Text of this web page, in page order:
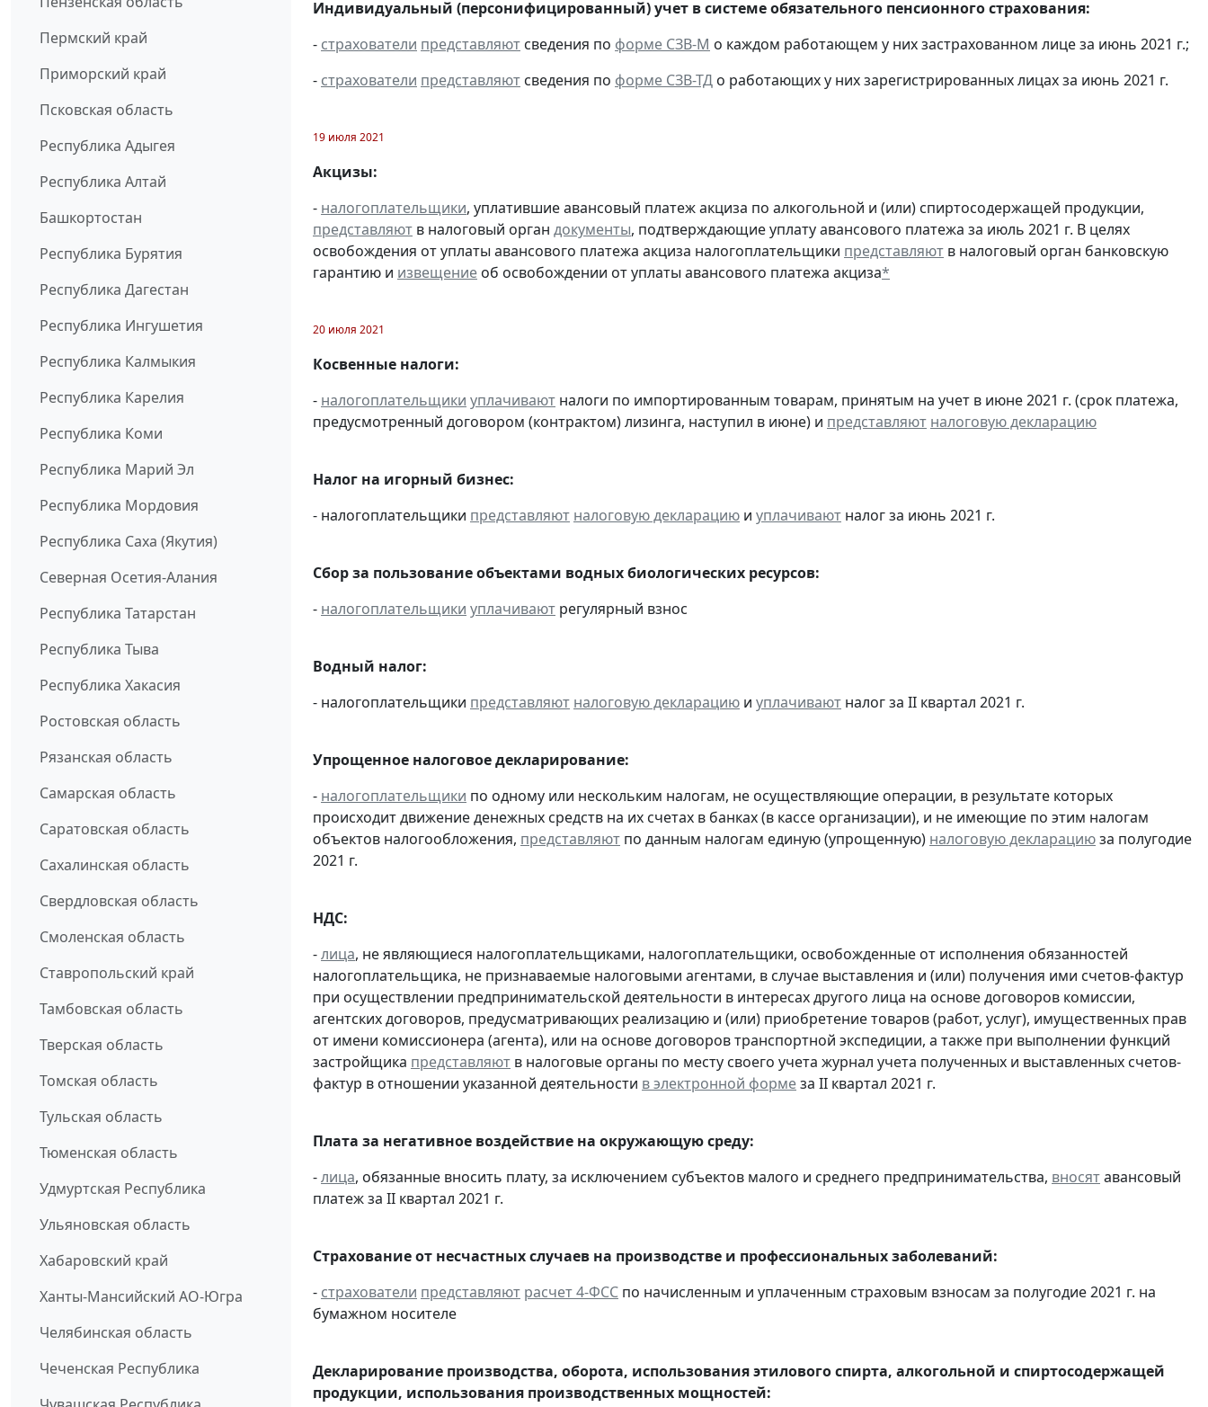
Пермский край
Приморский край
Псковская область
Республика Адыгея
Республика Алтай
Башкортостан
Республика Бурятия
Республика Дагестан
Республика Ингушетия
Республика Калмыкия
Республика Карелия
Республика Коми
Республика Марий Эл
Республика Мордовия
Республика Саха (Якутия)
Северная Осетия-Алания
Республика Татарстан
Республика Тыва
Республика Хакасия
Ростовская область
Рязанская область
Самарская область
Саратовская область
Сахалинская область
Свердловская область
Смоленская область
Ставропольский край
Тамбовская область
Тверская область
Томская область
Тульская область
Тюменская область
Удмуртская Республика
Ульяновская область
Хабаровский край
Ханты-Мансийский АО-Югра
Челябинская область
Чеченская Республика
Индивидуальный (персонифицированный) учет в системе обязательного пенсионного страхования:
- страхователи представляют сведения по форме СЗВ-М о каждом работающем у них застрахованном лице за июнь 2021 г.;
- страхователи представляют сведения по форме СЗВ-ТД о работающих у них зарегистрированных лицах за июнь 2021 г.
19 июля 2021
Акцизы:
- налогоплательщики, уплатившие авансовый платеж акциза по алкогольной и (или) спиртосодержащей продукции,
представляют в налоговый орган документы, подтверждающие уплату авансового платежа за июль 2021 г. В целях
освобождения от уплаты авансового платежа акциза налогоплательщики представляют в налоговый орган банковскую
гарантию и извещение об освобождении от уплаты авансового платежа акциза*
20 июля 2021
Косвенные налоги:
- налогоплательщики уплачивают налоги по импортированным товарам, принятым на учет в июне 2021 г. (срок платежа,
предусмотренный договором (контрактом) лизинга, наступил в июне) и представляют налоговую декларацию
Налог на игорный бизнес:
- налогоплательщики представляют налоговую декларацию и уплачивают налог за июнь 2021 г.
Сбор за пользование объектами водных биологических ресурсов:
- налогоплательщики уплачивают регулярный взнос
Водный налог:
- налогоплательщики представляют налоговую декларацию и уплачивают налог за II квартал 2021 г.
Упрощенное налоговое декларирование:
- налогоплательщики по одному или нескольким налогам, не осуществляющие операции, в результате которых
происходит движение денежных средств на их счетах в банках (в кассе организации), и не имеющие по этим налогам
объектов налогообложения, представляют по данным налогам единую (упрощенную) налоговую декларациюза полугодие
2021 г.
НДС:
-лица, не являющиеся налогоплательщиками, налогоплательщики, освобожденные от исполнения обязанностей
налогоплательщика, не признаваемые налоговыми агентами, в случае выставления и (или) получения ими счетов-фактур
при осуществлении предпринимательской деятельности в интересах другого лица на основе договоров комиссии,
агентских договоров, предусматривающих реализацию и (или) приобретение товаров (работ, услуг), имущественных прав
от имени комиссионера (агента), или на основе договоров транспортной экспедиции, а также при выполнении функций
застройщика представляют в налоговые органы по месту своего учета журнал учета полученных и выставленных счетов-
фактур в отношении указанной деятельности в электронной формеза II квартал 2021 г.
Плата за негативное воздействие на окружающую среду:
-лица, обязанные вносить плату, за исключением субъектов малого и среднего предпринимательства, вносятавансовый
платеж за II квартал 2021 г.
Страхование от несчастных случаев на производстве и профессиональных заболеваний:
- страхователи представляют расчет 4-ФСС по начисленным и уплаченным страховым взносам за полугодие 2021 г. на
бумажном носителе
Декларирование производства, оборота, использования этилового спирта, алкогольной и спиртосодержащей
продукции, использования производственных мощностей: